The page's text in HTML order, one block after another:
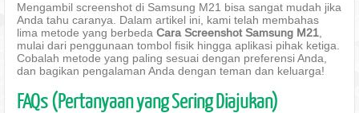
Mengambil screenshot di Samsung M21 bisa sangat mudah jika
Anda tahu caranya. Dalam artikel ini, kami telah membahas
lima metode yang berbeda Cara Screenshot Samsung M21
mulai dari penggunaan tombol fisik hingga aplikasi pihak ketiga.
Cobalah metode yang paling sesuai dengan preferensi Anda,
dan bagikan pengalaman Anda dengan teman dan keluarga!
FAQs (Pertanyaan yang Sering Diajukan)